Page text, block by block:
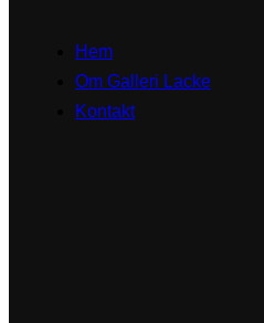
Hem
Om Galleri Lacke
Kontakt